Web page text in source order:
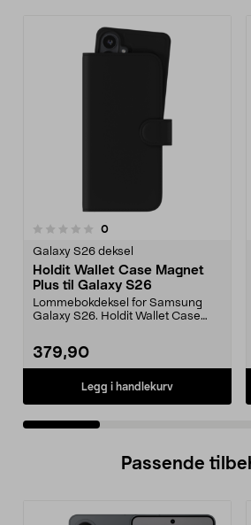
0anmeldelser
Galaxy S26 deksel
Holdit Wallet Case Magnet
Plus til Galaxy S26
Lommebokdeksel for Samsung
Galaxy S26. Holdit Wallet Case
379,90
Legg i handlekurv
0.0 av 5 stjerner
Passende